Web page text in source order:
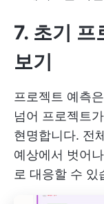
7. 초기 프
보기
프로젝트 예측
넘어 프로젝트
현명합니다. 전
예상에서 벗어
로 대응할 수 있